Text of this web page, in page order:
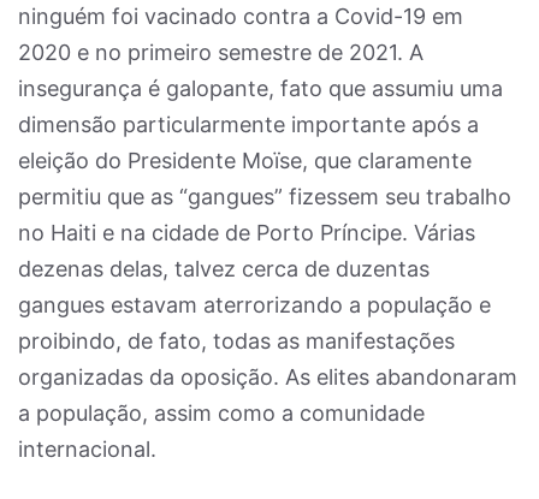
ninguém foi vacinado contra a Covid-19 em
2020 e no primeiro semestre de 2021. A
insegurança é galopante, fato que assumiu uma
dimensão particularmente importante após a
eleição do Presidente Moïse, que claramente
permitiu que as “gangues” fizessem seu trabalho
no Haiti e na cidade de Porto Príncipe. Várias
dezenas delas, talvez cerca de duzentas
gangues estavam aterrorizando a população e
proibindo, de fato, todas as manifestações
organizadas da oposição. As elites abandonaram
a população, assim como a comunidade
internacional.